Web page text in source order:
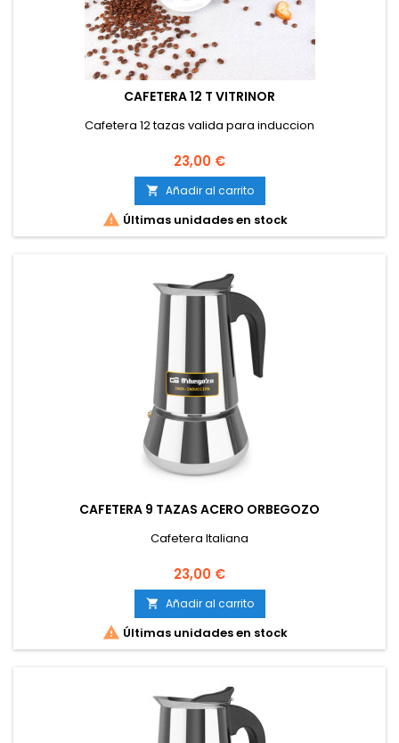
CAFETERA 12 T VITRINOR
Cafetera 12 tazas valida para induccion
Precio
23,00 €
 Añadir al carrito
 Últimas unidades en stock
CAFETERA 9 TAZAS ACERO ORBEGOZO
Cafetera Italiana
Precio
23,00 €
 Añadir al carrito
 Últimas unidades en stock